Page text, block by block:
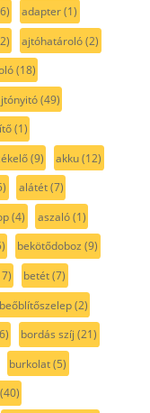
adapter(1)
ajtóhatároló(2)
(18)
(49)
(1)
(9) akku(12)
alátét(7)
(4) aszaló(1)
bekötődoboz (9)
betét(7)
beőblítőszelep(2)
bordás szíj (21)
burkolat(5)